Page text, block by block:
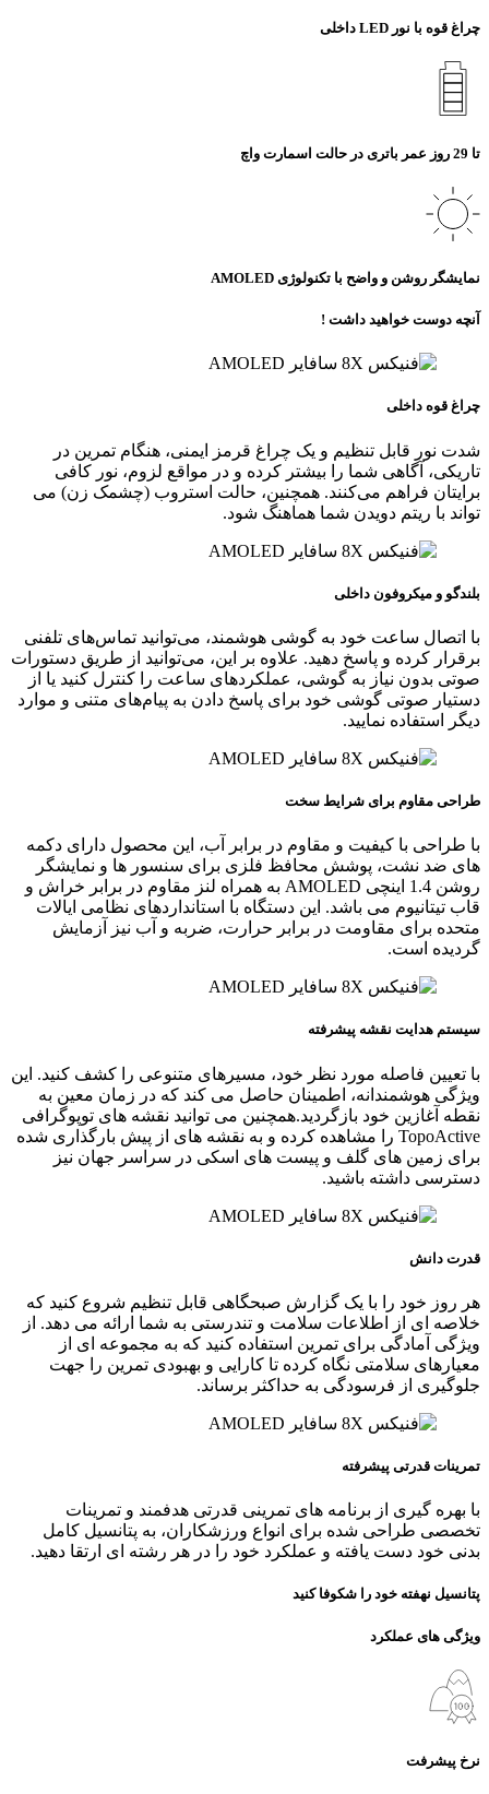
چراغ قوه با نور LED داخلی
تا 29 روز عمر باتری در حالت اسمارت واچ
نمایشگر روشن و واضح با تکنولوژی AMOLED
آنچه دوست خواهید داشت !
چراغ قوه داخلی
شدت نور قابل تنظیم و یک چراغ قرمز ایمنی، هنگام تمرین در
تاریکی، آگاهی شما را بیشتر کرده و در مواقع لزوم، نور کافی
برایتان فراهم می‌کنند. همچنین، حالت استروب (چشمک‌ زن) می‌
تواند با ریتم دویدن شما هماهنگ شود.
بلندگو و میکروفون داخلی
با اتصال ساعت خود به گوشی هوشمند، می‌توانید تماس‌های تلفنی
برقرار کرده و پاسخ دهید. علاوه بر این، می‌توانید از طریق دستورات
صوتی بدون نیاز به گوشی، عملکردهای ساعت را کنترل کنید یا از
دستیار صوتی گوشی خود برای پاسخ دادن به پیام‌های متنی و موارد
دیگر استفاده نمایید.
طراحی مقاوم برای شرایط سخت
با طراحی با کیفیت و مقاوم در برابر آب، این محصول دارای دکمه‌
های ضد نشت، پوشش محافظ فلزی برای سنسور ها و نمایشگر
روشن 1.4 اینچی AMOLED به همراه لنز مقاوم در برابر خراش و
قاب تیتانیوم می باشد. این دستگاه با استانداردهای نظامی ایالات
متحده برای مقاومت در برابر حرارت، ضربه و آب نیز آزمایش
گردیده است.
سیستم هدایت نقشه پیشرفته
با تعیین فاصله مورد نظر خود، مسیرهای متنوعی را کشف کنید. این
ویژگی هوشمندانه، اطمینان حاصل می‌ کند که در زمان معین به
نقطه آغازین خود بازگردید.همچنین می‌ توانید نقشه‌ های توپوگرافی
TopoActive را مشاهده کرده و به نقشه‌ های از پیش بارگذاری شده
برای زمین‌ های گلف و پیست‌ های اسکی در سراسر جهان نیز
دسترسی داشته باشید.
قدرت دانش
هر روز خود را با یک گزارش صبحگاهی قابل تنظیم شروع کنید که
خلاصه‌ ای از اطلاعات سلامت و تندرستی به شما ارائه می دهد. از
ویژگی آمادگی برای تمرین استفاده کنید که به مجموعه‌ ای از
معیارهای سلامتی نگاه کرده تا کارایی و بهبودی تمرین را جهت
جلوگیری از فرسودگی به حداکثر برساند.
تمرینات قدرتی پیشرفته
با بهره‌ گیری از برنامه‌ های تمرینی قدرتی هدفمند و تمرینات
تخصصی طراحی شده برای انواع ورزشکاران، به پتانسیل کامل
بدنی خود دست یافته و عملکرد خود را در هر رشته‌ ای ارتقا دهید.
پتانسیل نهفته خود را شکوفا کنید
ویژگی های عملکرد
نرخ پیشرفت